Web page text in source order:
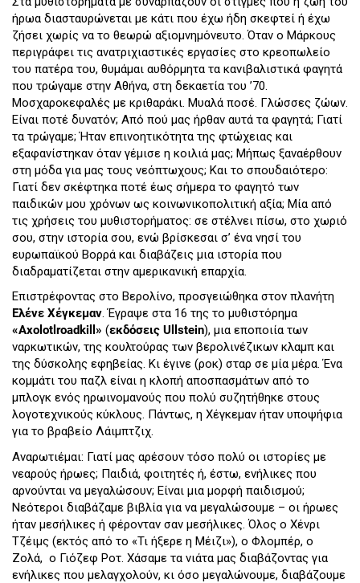
ήρωα διασταυρώνεται με κάτι που έχω ήδη σκεφτεί ή έχω
ζήσει χωρίς να το θεωρώ αξιομνημόνευτο. Όταν ο Μάρκους
περιγράφει τις ανατριχιαστικές εργασίες στο κρεοπωλείο
του πατέρα του, θυμάμαι αυθόρμητα τα κανιβαλιστικά φαγητά
που τρώγαμε στην Αθήνα, στη δεκαετία του ’70.
Μοσχαροκεφαλές με κριθαράκι. Μυαλά ποσέ. Γλώσσες ζώων.
Eίναι ποτέ δυνατόν; Από πού μας ήρθαν αυτά τα φαγητά; Γιατί
τα τρώγαμε; Ήταν επινοητικότητα της φτώχειας και
εξαφανίστηκαν όταν γέμισε η κοιλιά μας; Μήπως ξαναέρθουν
στη μόδα για μας τους νεόπτωχους; Και το σπουδαιότερο:
Γιατί δεν σκέφτηκα ποτέ έως σήμερα το φαγητό των
παιδικών μου χρόνων ως κοινωνικοπολιτική αξία; Μία από
τις χρήσεις του μυθιστορήματος: σε στέλνει πίσω, στο χωριό
σου, στην ιστορία σου, ενώ βρίσκεσαι σ’ ένα νησί του
ευρωπαϊκού Βορρά και διαβάζεις μια ιστορία που
διαδραματίζεται στην αμερικανική επαρχία.
Επιστρέφοντας στο Βερολίνο, προσγειώθηκα στον πλανήτη
Ελένε Χέγκεμαν. Έγραψε στα 16 της το μυθιστόρημα
«Axolotl roadkill » (εκδόσεις Ullstein), μια εποποιία των
ναρκωτικών, της κουλτούρας των βερολινέζικων κλαμπ και
της δύσκολης εφηβείας. Κι έγινε (ροκ) σταρ σε μία μέρα. Ένα
κομμάτι του παζλ είναι η κλοπή αποσπασμάτων από το
μπλογκ ενός ηρωινομανούς που πολύ συζητήθηκε στους
λογοτεχνικούς κύκλους. Πάντως, η Χέγκεμαν ήταν υποψήφια
για το βραβείο Λάιμπτζιχ.
Αναρωτιέμαι: Γιατί μας αρέσουν τόσο πολύ οι ιστορίες με
νεαρούς ήρωες; Παιδιά, φοιτητές ή, έστω, ενήλικες που
αρνούνται να μεγαλώσουν; Είναι μια μορφή παιδισμού;
Νεότεροι διαβάζαμε βιβλία για να μεγαλώσουμε – οι ήρωες
ήταν μεσήλικες ή φέρονταν σαν μεσήλικες. Όλος ο Χένρι
Τζέιμς (εκτός από το «Τι ήξερε η Μέιζι»), ο Φλομπέρ, ο
Ζολά, ο Γιόζεφ Ροτ. Χάσαμε τα νιάτα μας διαβάζοντας για
ενήλικες που μελαγχολούν, κι όσο μεγαλώνουμε, διαβάζουμε